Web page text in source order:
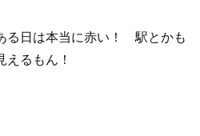
日は本当に赤い！ 駅とかも
えるもん！